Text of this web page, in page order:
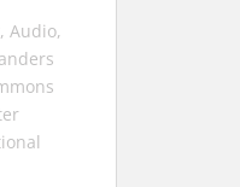
Audio,